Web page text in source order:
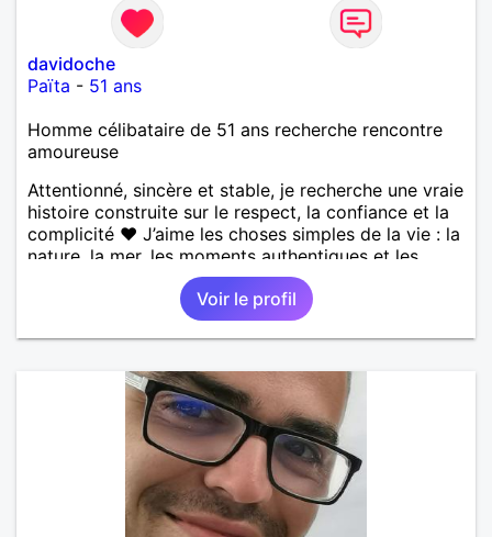
davidoche
Païta - 51 ans
Homme célibataire de 51 ans recherche rencontre
amoureuse
Attentionné, sincère et stable, je recherche une vraie
histoire construite sur le respect, la confiance et la
complicité ❤️ J’aime les choses simples de la vie : la
nature, la mer, les moments authentiques et les
personnes au grand cœur 🌊🌿 Très câlin et
affectueux, j’adore les petits moments de tendresse
et les calinous réguliers 😊❤️ La solitude finit parfois
par peser, alors si tu es en Nouvelle-Calédonie et
temps de discuter… et laissons l’avenir nous guider
Voir le profil